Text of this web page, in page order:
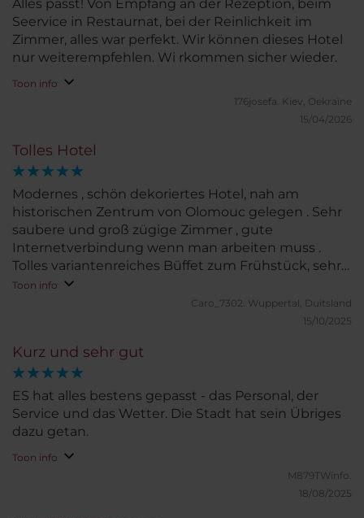
Alles passt! Von Empfang an der Rezeption, beim
Seervice in Restaurnat, bei der Reinlichkeit im
Zimmer, alles war perfekt. Wir können dieses Hotel
nur weiterempfehlen. Wi rkommen sicher wieder.
Toon info
176josefa. Kiev, Oekraïne
15/04/2026
Tolles Hotel
Modernes , schön dekoriertes Hotel, nah am
historischen Zentrum von Olomouc gelegen . Sehr
saubere und groß zügige Zimmer , gute
Internetverbindung wenn man arbeiten muss .
Tolles variantenreiches Büffet zum Frühstück, sehr
freundliches Hotelpersonal . Jederzeit gerne wieder
Toon info
Caro_7302. Wuppertal, Duitsland
15/10/2025
Kurz und sehr gut
ES hat alles bestens gepasst - das Personal, der
Service und das Wetter. Die Stadt hat sein Übriges
dazu getan.
Toon info
M879TWinfo.
18/08/2025